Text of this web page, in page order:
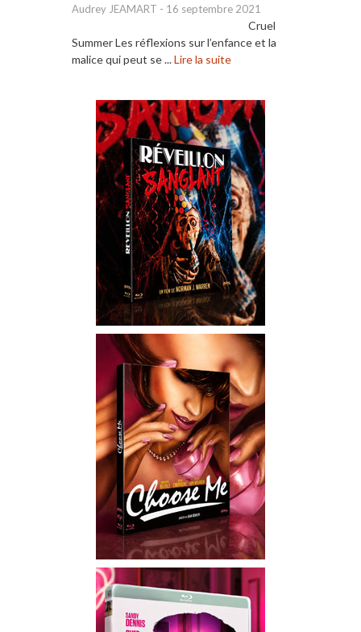
Audrey JEAMART - 16 septembre 2021
Cruel
Summer Les réflexions sur l’enfance et la
malice qui peut se ...Lire la suite